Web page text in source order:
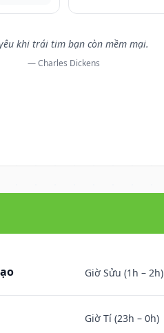
khi trái tim bạn còn mềm mại.
— Charles Dickens
Giờ Sửu (1h – 2h)
Giờ Tí (23h – 0h)